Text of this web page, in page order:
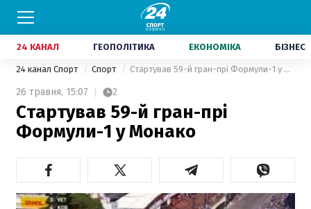
24 КАНАЛ ГЕОПОЛІТИКА ЕКОНОМІКА БІЗНЕС
24 канал Спорт Спорт Стартував 59-й гран-прі Формули-1 у Монако
26 травня, 15:07 2
Стартував 59-й гран-прі
Формули-1 у Монако